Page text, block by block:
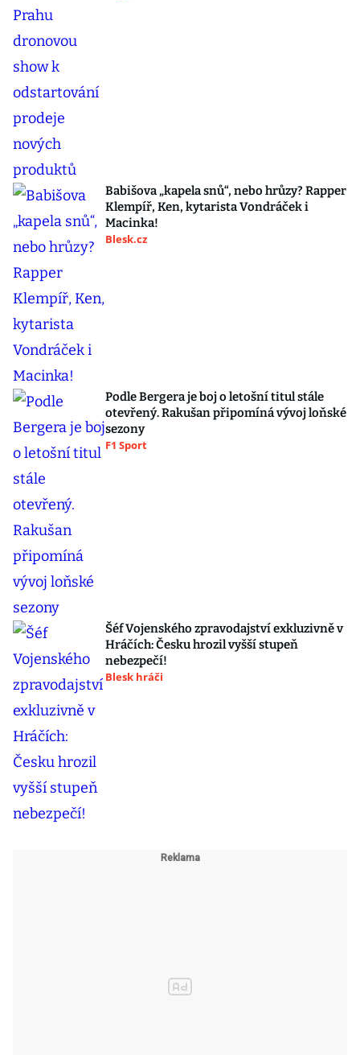
Babišova „kapela snů“, nebo hrůzy? Rapper
Klempíř, Ken, kytarista Vondráček i
Macinka!
Blesk.cz
Podle Bergera je boj o letošní titul stále
otevřený. Rakušan připomíná vývoj loňské
sezony
F1 Sport
Šéf Vojenského zpravodajství exkluzivně v
Hráčích: Česku hrozil vyšší stupeň
nebezpečí!
Blesk hráči